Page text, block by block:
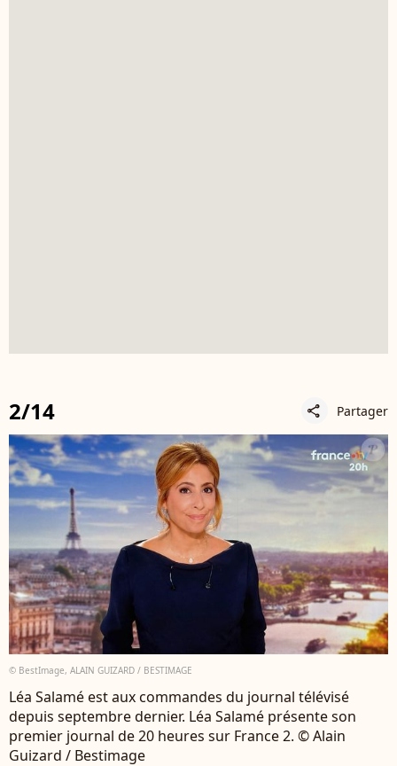
2/14 share Partager
© BestImage, ALAIN GUIZARD / BESTIMAGE
Léa Salamé est aux commandes du journal télévisé
depuis septembre dernier. Léa Salamé présente son
premier journal de 20 heures sur France 2. © Alain
Guizard / Bestimage